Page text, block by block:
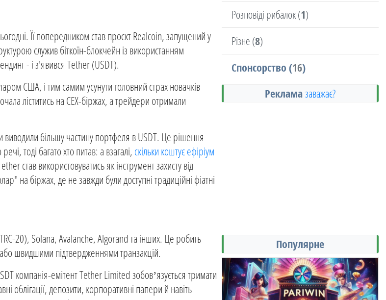
Її попередником став проєкт Realcoin, запущений у
служив біткоїн-блокчейн із використанням
- і з'явився Tether (USDT).
США, і тим самим усунути головний страх новачків -
ліститись на CEX-біржах, а трейдери отримали
виводили більшу частину портфеля в USDT. Це рішення
тоді багато хто питав: а взагалі,скільки коштує ефіріум
став використовуватись як інструмент захисту від
на біржах, де не завжди були доступні традиційні фіатні
20), Solana, Avalanche, Algorand та інших. Це робить
швидшими підтвердженнями транзакцій.
компанія-емітент Tether Limited зобов’язується тримати
облігації, депозити, корпоративні папери й навіть
Розповіді рибалок (1)
Різне (8)
Спонсорство (16)
Рекламазаважає?
Популярне